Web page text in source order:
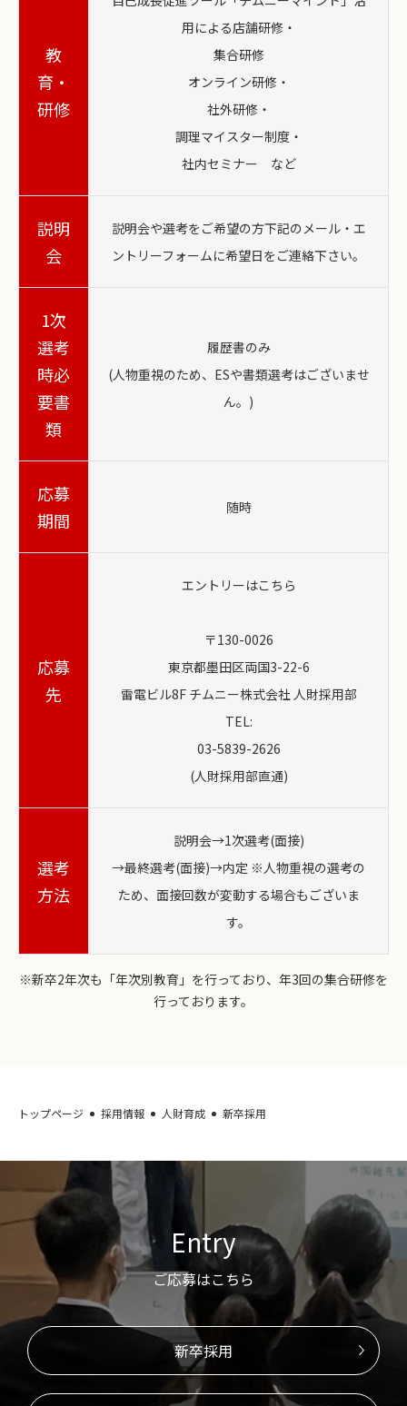
教
育・
研修
用による店舗研修・
集合研修
オンライン研修・
社外研修・
調理マイスター制度・
社内セミナー など
説明
会
説明会や選考をご希望の方下記のメール・エ
ントリーフォームに希望日をご連絡下さい。
1次
選考
時必
要書
類
履歴書のみ
(人物重視のため、ESや書類選考はございませ
ん。)
応募
期間
随時
応募
先
エントリーはこちら
〒130-0026
東京都墨田区両国3-22-6
雷電ビル8F チムニー株式会社 人財採用部
TEL:
03-5839-2626
(人財採用部直通)
選考
方法
説明会→1次選考(面接)
→最終選考(面接)→内定 ※人物重視の選考の
ため、面接回数が変動する場合もございま
す。
※新卒2年次も「年次別教育」を行っており、年3回の集合研修を
行っております。
トップページ 採用情報 人財育成 新卒採用
Entry
ご応募はこちら
新卒採用